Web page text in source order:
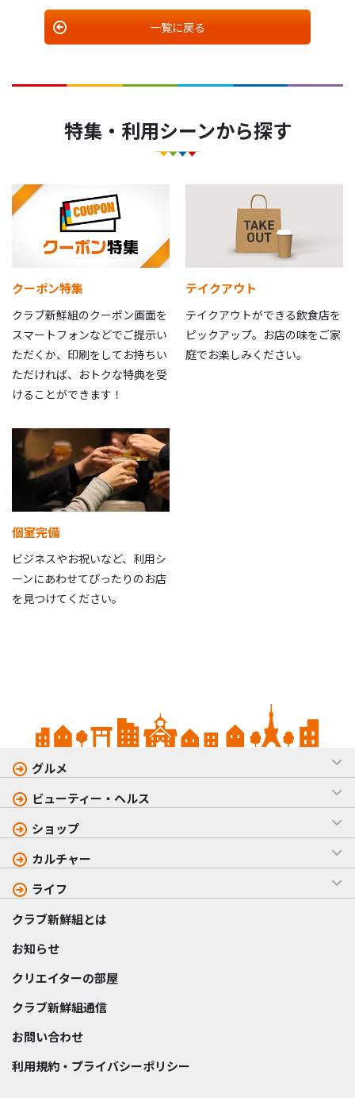
一覧に戻る
特集・利用シーンから探す
クーポン特集
クラブ新鮮組のクーポン画面を
スマートフォンなどでご提示い
ただくか、印刷をしてお持ちい
ただければ、おトクな特典を受
けることができます！
テイクアウト
テイクアウトができる飲食店を
ピックアップ。お店の味をご家
庭でお楽しみください。
個室完備
ビジネスやお祝いなど、利用シ
ーンにあわせてぴったりのお店
を見つけてください。
グルメ
ビューティー・ヘルス
ショップ
カルチャー
ライフ
クラブ新鮮組とは
お知らせ
クリエイターの部屋
クラブ新鮮組通信
お問い合わせ
利用規約・プライバシーポリシー